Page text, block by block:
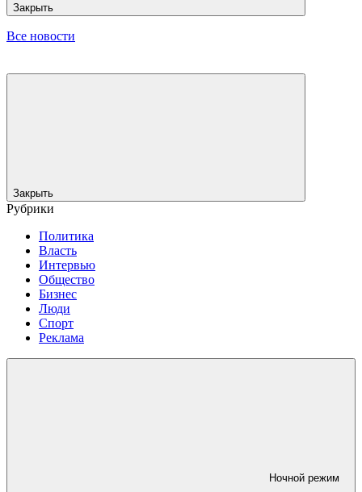
Закрыть
Все новости
Закрыть
Рубрики
Политика
Власть
Интервью
Общество
Бизнес
Люди
Спорт
Реклама
Ночной режим